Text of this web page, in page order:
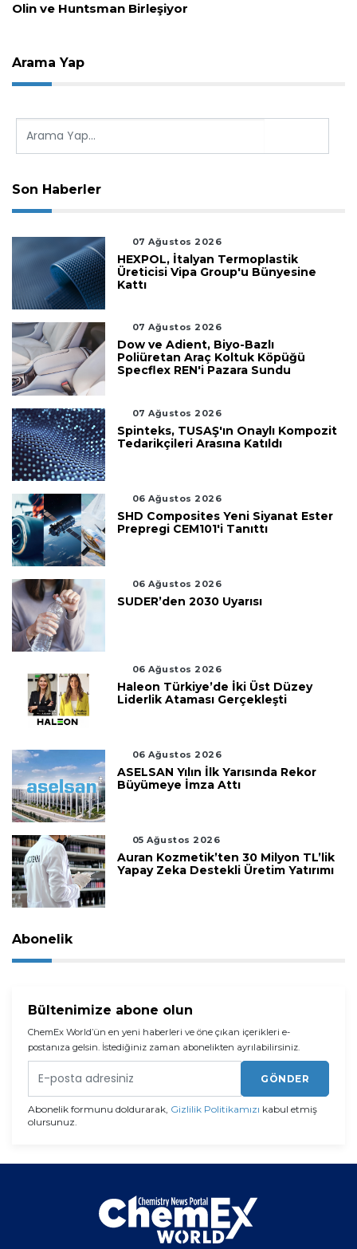
Olin ve Huntsman Birleşiyor
Arama Yap
Son Haberler
07 Ağustos 2026
HEXPOL, İtalyan Termoplastik
Üreticisi Vipa Group'u Bünyesine
Kattı
07 Ağustos 2026
Dow ve Adient, Biyo-Bazlı
Poliüretan Araç Koltuk Köpüğü
Specflex REN'i Pazara Sundu
07 Ağustos 2026
Spinteks, TUSAŞ'ın Onaylı Kompozit
Tedarikçileri Arasına Katıldı
06 Ağustos 2026
SHD Composites Yeni Siyanat Ester
Prepregi CEM101'i Tanıttı
06 Ağustos 2026
SUDER’den 2030 Uyarısı
06 Ağustos 2026
Haleon Türkiye’de İki Üst Düzey
Liderlik Ataması Gerçekleşti
06 Ağustos 2026
ASELSAN Yılın İlk Yarısında Rekor
Büyümeye İmza Attı
05 Ağustos 2026
Auran Kozmetik’ten 30 Milyon TL’lik
Yapay Zeka Destekli Üretim Yatırımı
Abonelik
Bültenimize abone olun
ChemEx World’ün en yeni haberleri ve öne çıkan içerikleri e-
postanıza gelsin. İstediğiniz zaman abonelikten ayrılabilirsiniz.
GÖNDER
Abonelik formunu doldurarak, Gizlilik Politikamızı kabul etmiş
olursunuz.